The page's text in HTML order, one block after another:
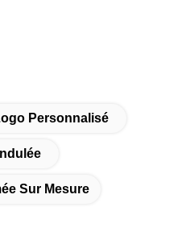
Personnalisé
Sur Mesure